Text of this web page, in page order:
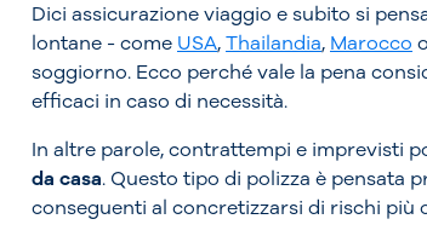
Dici assicurazione viaggio e subito si
lontane - come USA,Thailandia, Marocco o
soggiorno. Ecco perché vale la pena
efficaci in caso di necessità.
In altre parole, contrattempi e imprevisti
da casa. Questo tipo di polizza è pensata
conseguenti al concretizzarsi di rischi più